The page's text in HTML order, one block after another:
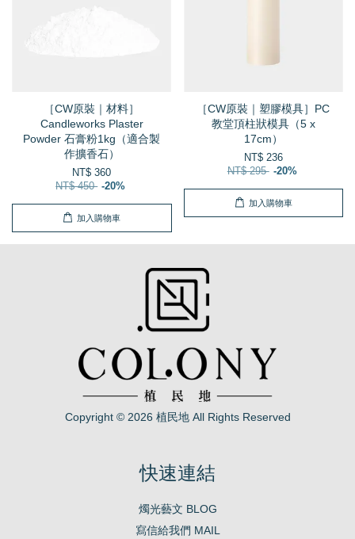
［CW原裝｜材料］
Candleworks Plaster
Powder 石膏粉1kg（適合製
作擴香石）
NT$ 360
NT$ 450 -20%
加入購物車
［CW原裝｜塑膠模具］PC
教堂頂柱狀模具（5 x
17cm）
NT$ 236
NT$ 295 -20%
加入購物車
Copyright © 2026 植民地 All Rights Reserved
快速連結
燭光藝文 BLOG
寫信給我們 MAIL